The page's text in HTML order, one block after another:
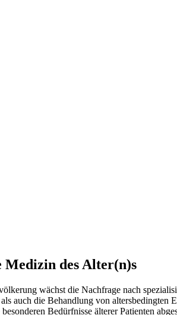
des Alter(n)s
wächst die Nachfrage nach
auch die Behandlung von
Bedürfnisse älterer Patienten